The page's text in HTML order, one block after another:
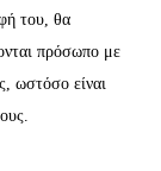
του, θα
πρόσωπο με
ωστόσο είναι